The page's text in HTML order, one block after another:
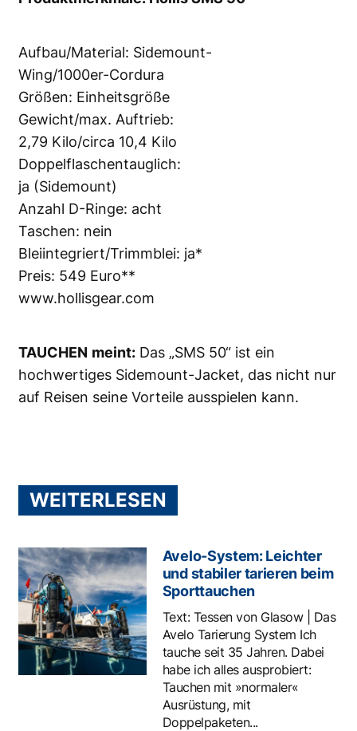
Aufbau/Material: Sidemount-
Wing/1000er-Cordura
Größen: Einheitsgröße
Gewicht/max. Auftrieb:
2,79 Kilo/circa 10,4 Kilo
Doppelflaschentauglich:
ja (Sidemount)
Anzahl D-Ringe: acht
Taschen: nein
Bleiintegriert/Trimmblei: ja*
Preis: 549 Euro**
www.hollisgear.com
TAUCHEN meint: Das „SMS 50“ ist ein
hochwertiges Sidemount-Jacket, das nicht nur
auf Reisen seine Vorteile ausspielen kann.
WEITERLESEN
Avelo-System: Leichter
und stabiler tarieren beim
Sporttauchen
Text: Tessen von Glasow | Das
Avelo Tarierung System Ich
tauche seit 35 Jahren. Dabei
habe ich alles ausprobiert:
Tauchen mit »normaler«
Ausrüstung, mit
Doppelpaketen...